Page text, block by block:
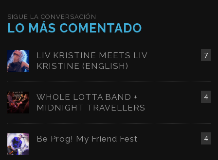
SIGUE LA CONVERSACIÓN
LO MÁS COMENTADO
7
LIV KRISTINE MEETS LIV
KRISTINE (ENGLISH)
4
WHOLE LOTTA BAND +
MIDNIGHT TRAVELLERS
4
Be Prog! My Friend Fest